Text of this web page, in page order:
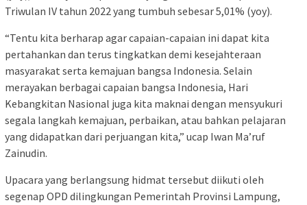
Triwulan IV tahun 2022 yang tumbuh sebesar 5,01% (yoy).
“Tentu kita berharap agar capaian-capaian ini dapat kita
pertahankan dan terus tingkatkan demi kesejahteraan
masyarakat serta kemajuan bangsa Indonesia. Selain
merayakan berbagai capaian bangsa Indonesia, Hari
Kebangkitan Nasional juga kita maknai dengan mensyukuri
segala langkah kemajuan, perbaikan, atau bahkan pelajaran
yang didapatkan dari perjuangan kita,” ucap Iwan Ma’ruf
Zainudin.
Upacara yang berlangsung hidmat tersebut diikuti oleh
segenap OPD dilingkungan Pemerintah Provinsi Lampung,